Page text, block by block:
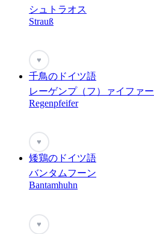
シュトラオス
Strauß
♥
千鳥のドイツ語
レーゲンプ（フ）ァイファー
Regenpfeifer
♥
矮鶏のドイツ語
バンタムフーン
Bantamhuhn
♥